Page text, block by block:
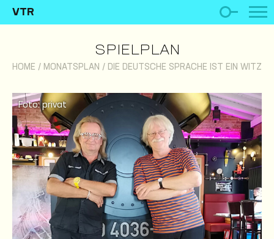
VTR
SPIELPLAN
HOME / MONATSPLAN / DIE DEUTSCHE SPRACHE IST EIN WITZ
Foto: privat